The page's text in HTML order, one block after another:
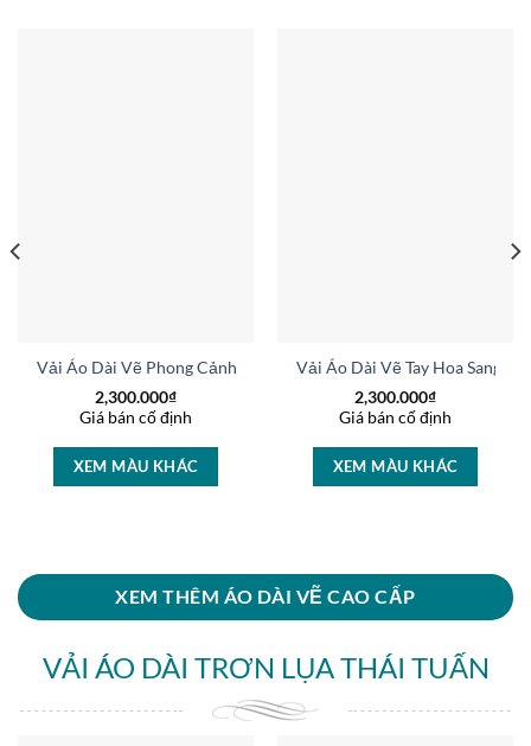
Vải Áo Dài Vẽ Phong Cảnh Vừa Ra AD V51607
2,300.000₫
Giá bán cố định
XEM MÀU KHÁC
Vải Áo Dài Vẽ Tay Hoa Sang
2,300.000₫
Giá bán cố định
XEM MÀU KHÁC
Vừa Ra AD V51025
XEM THÊM ÁO DÀI VẼ CAO CẤP
VẢI ÁO DÀI TRƠN LỤA THÁI TUẤN